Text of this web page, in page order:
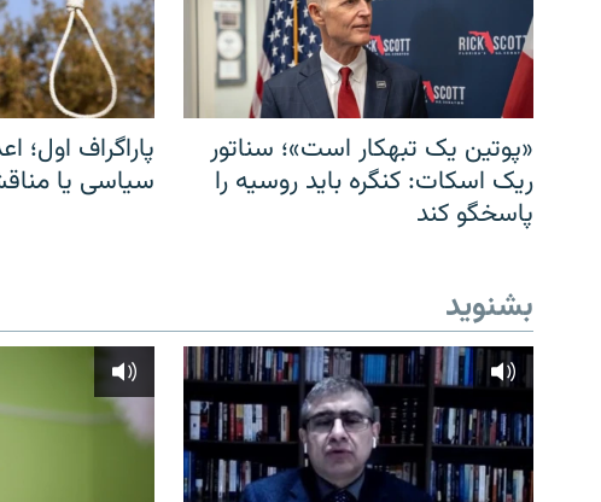
«پوتین یک تبهکار است»؛ سناتور
ریک اسکات: کنگره باید روسیه را
پاسخگو کند
پاراگراف اول؛
سیاسی یا
بشنوید